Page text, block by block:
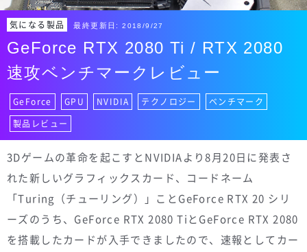
気になる製品 最終更新日:2018/9/27
GeForce RTX 2080 Ti / RTX 2080
速攻ベンチマークレビュー
GeForce GPU NVIDIA テクノロジー
ベンチマーク
製品レビュー
3Dゲームの革命を起こすとNVIDIAより8月20日に発表さ
れた新しいグラフィックスカード、コードネーム
「Turing（チューリング）」ことGeForce RTX 20 シリ
ーズのうち、GeForce RTX 2080 TiとGeForce RTX 2080
を搭載したカードが入手できましたので、速報としてカー